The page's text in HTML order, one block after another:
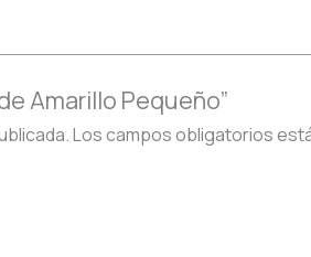
Amarillo Pequeño”
Los campos obligatorios